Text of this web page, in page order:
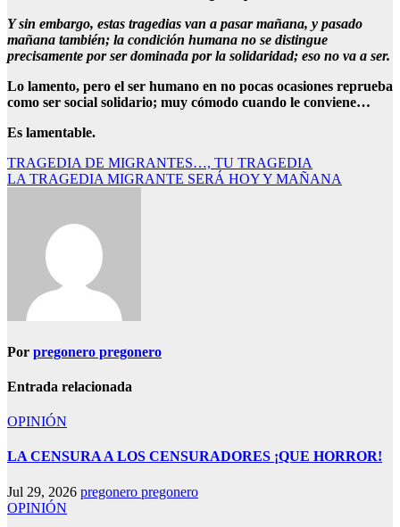
Y sin embargo, estas tragedias van a pasar mañana, y pasado
mañana también; la condición humana no se distingue
precisamente por ser dominada por la solidaridad; eso no va a ser.
Lo lamento, pero el ser humano en no pocas ocasiones reprueba
como ser social solidario; muy cómodo cuando le conviene…
Es lamentable.
Navegación
de
TRAGEDIA DE MIGRANTES…, TU TRAGEDIA
LA TRAGEDIA MIGRANTE SERÁ HOY Y MAÑANA
Por pregonero pregonero
Entrada relacionada
OPINIÓN
LA CENSURA A LOS CENSURADORES ¡QUE HORROR!
Jul 29, 2026 pregonero pregonero
OPINIÓN